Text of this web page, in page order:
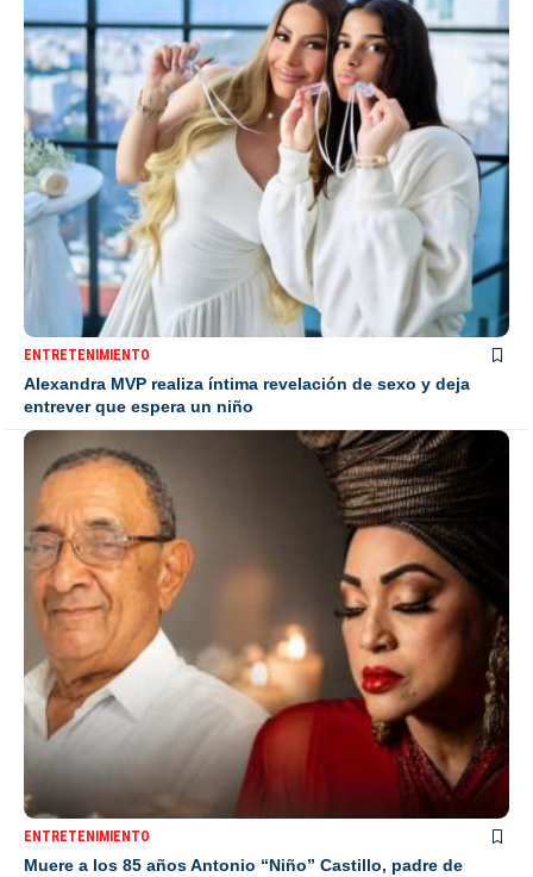
ENTRETENIMIENTO
Alexandra MVP realiza íntima revelación de sexo y deja
entrever que espera un niño
ENTRETENIMIENTO
Muere a los 85 años Antonio “Niño” Castillo, padre de